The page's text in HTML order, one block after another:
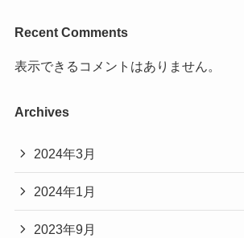
Recent Comments
表示できるコメントはありません。
Archives
2024年3月
2024年1月
2023年9月